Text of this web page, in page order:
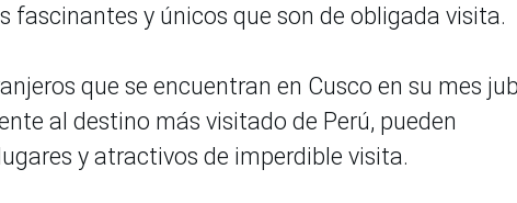
fascinantes y únicos que son de obligada visita.
que se encuentran en Cusco en su mes
al destino más visitado de Perú, pueden
y atractivos de imperdible visita.